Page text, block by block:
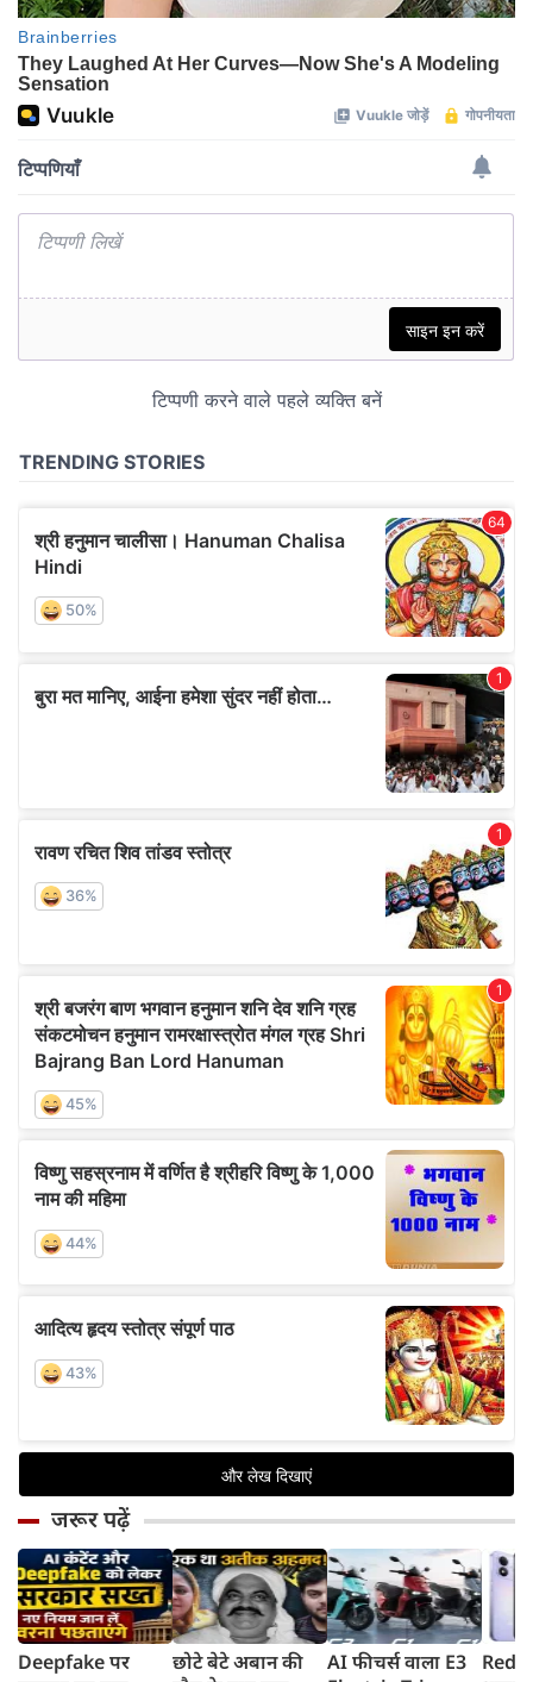
जरूर पढ़ें
Deepfake पर
छोटे बेटे अबान की
AI फीचर्स वाला E3